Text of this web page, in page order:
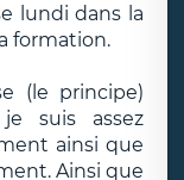
lundi dans la
formation.
(le principe)
suis assez
ainsi que
Ainsi que